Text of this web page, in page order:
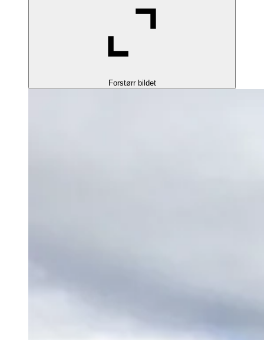
Forstørr bildet